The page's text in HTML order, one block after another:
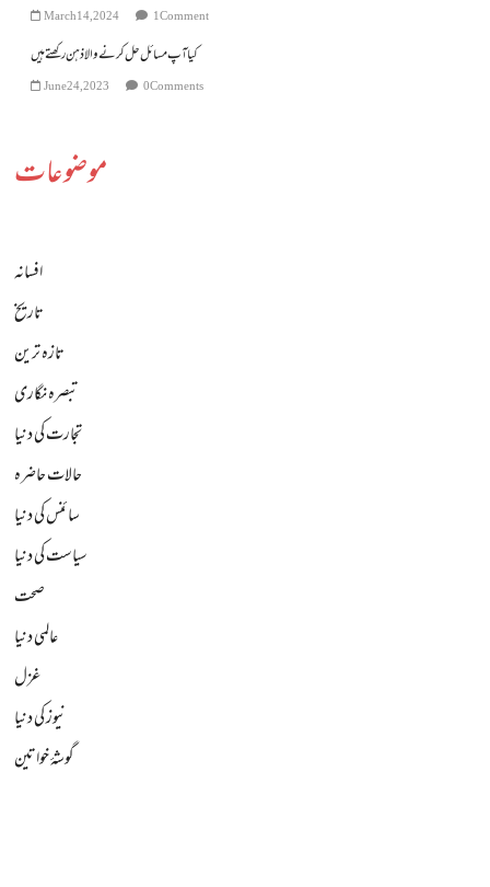
March 14, 2024 1 Comment
کیا آپ مسائل حل کرنے والا ذہن رکھتے ہیں
June 24, 2023 0 Comments
موضوعات
افسانہ
تاریخ
تازہ ترین
تبصرہ نگاری
تجارت کی دنیا
حالات حاضرہ
سائنس کی دنیا
سیاست کی دنیا
صحت
عالمی دنیا
غزل
نیوز کی دنیا
گوشۂ خواتین